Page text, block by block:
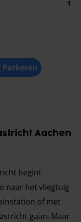
1
Parkeren
Aachen
begint
naar het vliegtuig
of met
gaan. Maar